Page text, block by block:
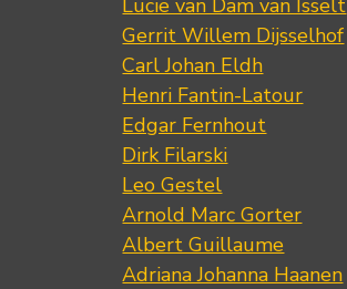
Gerrit Willem Dijsselhof
Carl Johan Eldh
Henri Fantin-Latour
Edgar Fernhout
Dirk Filarski
Leo Gestel
Arnold Marc Gorter
Albert Guillaume
Adriana Johanna Haanen